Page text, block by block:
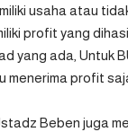
usaha atau
profit yang
yang ada, Untuk
profit
Beben juga